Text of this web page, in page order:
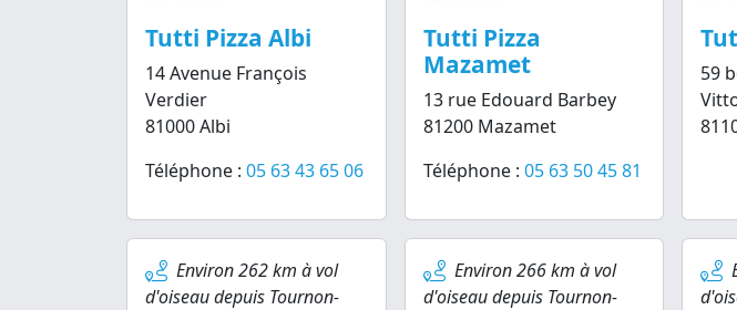
Tutti Pizza Albi
14 Avenue François
Verdier
81000 Albi
Téléphone : 05 63 43 65 06
Tutti Pizza
Mazamet
13 rue Edouard Barbey
81200 Mazamet
Téléphone : 05 63 50 45 81
59
Environ 262 km à vol
d'oiseau depuis Tournon-
Environ 266 km à vol
d'oiseau depuis Tournon-